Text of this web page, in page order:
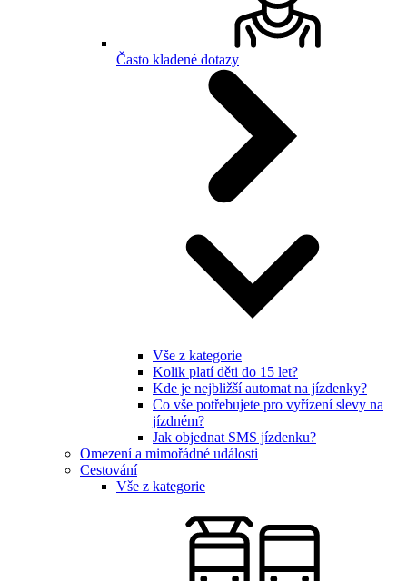
Často kladené dotazy
Vše z kategorie
Kolik platí děti do 15 let?
Kde je nejbližší automat na jízdenky?
Co vše potřebujete pro vyřízení slevy na
jízdném?
Jak objednat SMS jízdenku?
Omezení a mimořádné události
Cestování
Vše z kategorie